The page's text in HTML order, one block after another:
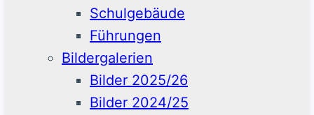
Schulgebäude
Führungen
Bildergalerien
Bilder 2025/26
Bilder 2024/25